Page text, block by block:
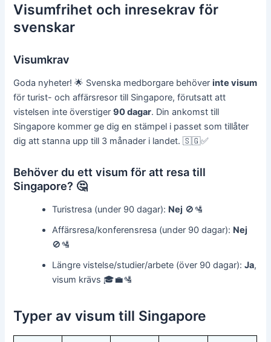
Visumfrihet och inresekrav för
svenskar
Visumkrav
Goda nyheter! 🌟 Svenska medborgare behöverinte visum
för turist- och affärsresor till Singapore, förutsatt att
vistelsen inte överstiger90 dagar. Din ankomst till
Singapore kommer ge dig en stämpel i passet som tillåter
dig att stanna upp till 3 månader i landet. 🇸🇬✅
Behöver du ett visum för att resa till
Singapore? 🤔
Turistresa (under 90 dagar): Nej 🚫🛂
Affärsresa/konferensresa (under 90 dagar): Nej
🚫🛂
Längre vistelse/studier/arbete (över 90 dagar):Ja,
visum krävs 🎓💼🛂
Typer av visum till Singapore